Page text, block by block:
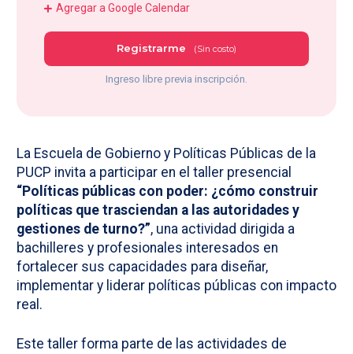
Agregar a Google Calendar
Registrarme (Sin costo)
Ingreso libre previa inscripción.
La Escuela de Gobierno y Políticas Públicas de la
PUCP invita a participar en el taller presencial
“Políticas públicas con poder: ¿cómo construir
políticas que trasciendan a las autoridades y
gestiones de turno?”, una actividad dirigida a
bachilleres y profesionales interesados en
fortalecer sus capacidades para diseñar,
implementar y liderar políticas públicas con impacto
real.
Este taller forma parte de las actividades de